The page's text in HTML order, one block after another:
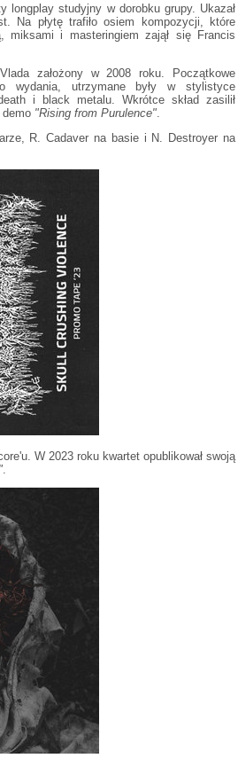
longplay studyjny w dorobku grupy. Ukazał
Na płytę trafiło osiem kompozycji, które
miksami i masteringiem zajął się Francis
założony w 2008 roku. Początkowe
wydania, utrzymane były w stylistyce
i black metalu. Wkrótce skład zasilił
"Rising from Purulence"
R. Cadaver na basie i N. Destroyer na
W 2023 roku kwartet opublikował swoją